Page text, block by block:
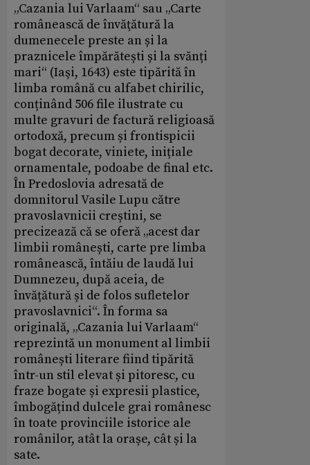
„Cazania lui Varlaam“ sau „Carte
românească de învăţătură la
dumenecele preste an și la
praznicele împărătești și la svănți
mari“ (Iaşi, 1643) este tipărită în
limba română cu alfabet chirilic,
conținând 506 file ilustrate cu
multe gravuri de factură religioasă
ortodoxă, precum și frontispicii
bogat decorate, viniete, inițiale
ornamentale, podoabe de final etc.
În Predoslovia adresată de
domnitorul Vasile Lupu către
pravoslavnicii creștini, se
precizează că se oferă „acest dar
limbii românești, carte pre limba
românească, întăiu de laudă lui
Dumnezeu, după aceia, de
învățătură și de folos sufletelor
pravoslavnici“. În forma sa
originală, „Cazania lui Varlaam“
reprezintă un monument al limbii
românești literare fiind tipărită
într-un stil elevat și pitoresc, cu
fraze bogate și expresii plastice,
îmbogățind dulcele grai românesc
în toate provinciile istorice ale
românilor, atât la orașe, cât și la
sate.